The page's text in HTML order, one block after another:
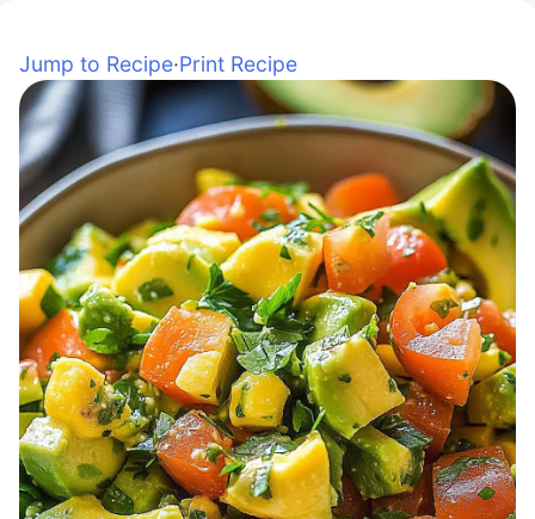
Jump to Recipe·Print Recipe